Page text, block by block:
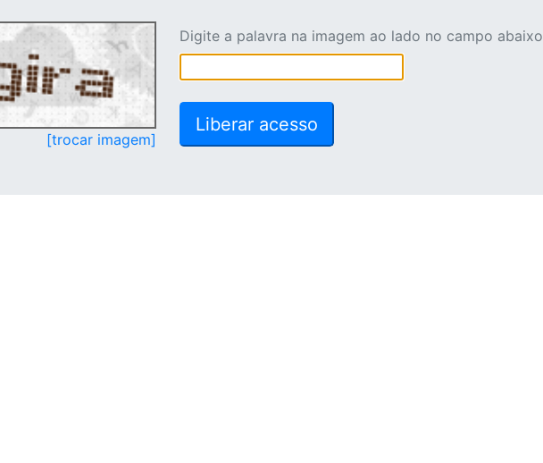
[trocar imagem]
Digite a palavra na imagem ao lado no campo abaixo